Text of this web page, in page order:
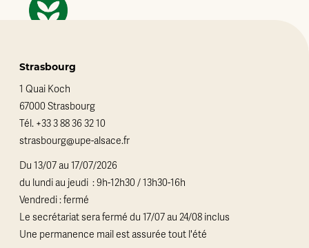
Strasbourg
1 Quai Koch
67000 Strasbourg
Tél. +33 3 88 36 32 10
strasbourg@upe-alsace.fr
Du 13/07 au 17/07/2026
du lundi au jeudi : 9h-12h30 / 13h30-16h
Vendredi : fermé
Le secrétariat sera fermé du 17/07 au 24/08 inclus
Une permanence mail est assurée tout l'été